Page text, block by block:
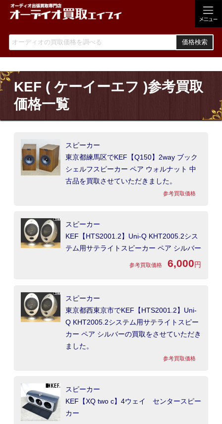
価格検索
KEF ( ケーイーエフ )参考買取
価格一覧
スピーカー
東京都練馬区でKEF【Q150】2way ブック
シェルフスピーカー ペア ウォルナット 中
古品を買取させていただきました。
参考買取価格
スピーカー
KEF【HTS2001.2】Uni-Q KHT2005.2シス
テム用サテライトスピーカー ペア シルバー
参考買取価格 6,000円
スピーカー
東京都西東京市でKEF【HTS2001.2】Uni-
Q KHT2005.2システム用サテライトスピー
カー ペア シルバーの買取をさせていただき
ました。
参考買取価格
スピーカー
KEF【XQ two c】4ウェイ センタースピー
カー